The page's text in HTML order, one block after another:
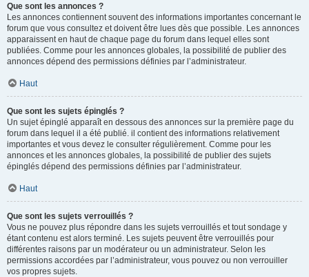
Que sont les annonces ?
Les annonces contiennent souvent des informations importantes concernant le
forum que vous consultez et doivent être lues dès que possible. Les annonces
apparaissent en haut de chaque page du forum dans lequel elles sont
publiées. Comme pour les annonces globales, la possibilité de publier des
annonces dépend des permissions définies par l’administrateur.
Haut
Que sont les sujets épinglés ?
Un sujet épinglé apparaît en dessous des annonces sur la première page du
forum dans lequel il a été publié. il contient des informations relativement
importantes et vous devez le consulter régulièrement. Comme pour les
annonces et les annonces globales, la possibilité de publier des sujets
épinglés dépend des permissions définies par l’administrateur.
Haut
Que sont les sujets verrouillés ?
Vous ne pouvez plus répondre dans les sujets verrouillés et tout sondage y
étant contenu est alors terminé. Les sujets peuvent être verrouillés pour
différentes raisons par un modérateur ou un administrateur. Selon les
permissions accordées par l’administrateur, vous pouvez ou non verrouiller
vos propres sujets.